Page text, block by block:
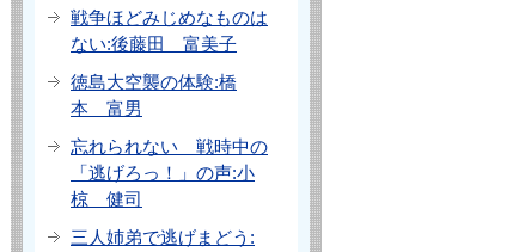
戦争ほどみじめなものは
ない:後藤田 富美子
徳島大空襲の体験:橋
本 富男
忘れられない 戦時中の
「逃げろっ！」の声:小
椋 健司
三人姉弟で逃げまどう: